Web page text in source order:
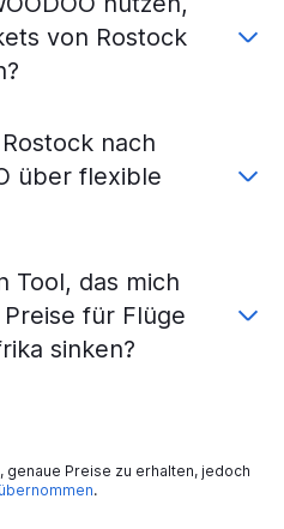
nach Warschau–Chopin
München
London Stansted
Luton
London-Heathrow
von Rostock
nach
über flexible
Tool, das mich
für Flüge
sinken?
genaue Preise zu erhalten, jedoch
.